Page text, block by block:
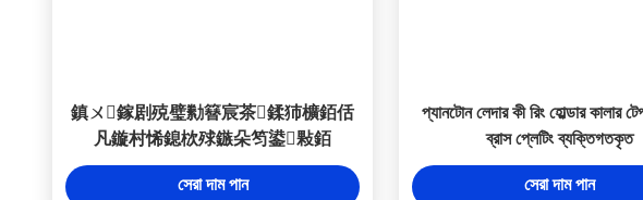
鎮ㄨ鎵剧殑璧勬簮宸茶鍒犻櫎銆佸
凡鏇村悕鎴栨殏鏃朵笉鍙敤銆
সেরা দাম পান
প্যানটোন লেদার কী রিং হোল্ডার কালার
ব্রাস প্লেটিং ব্যক্তিগতকৃত
সেরা দাম পান